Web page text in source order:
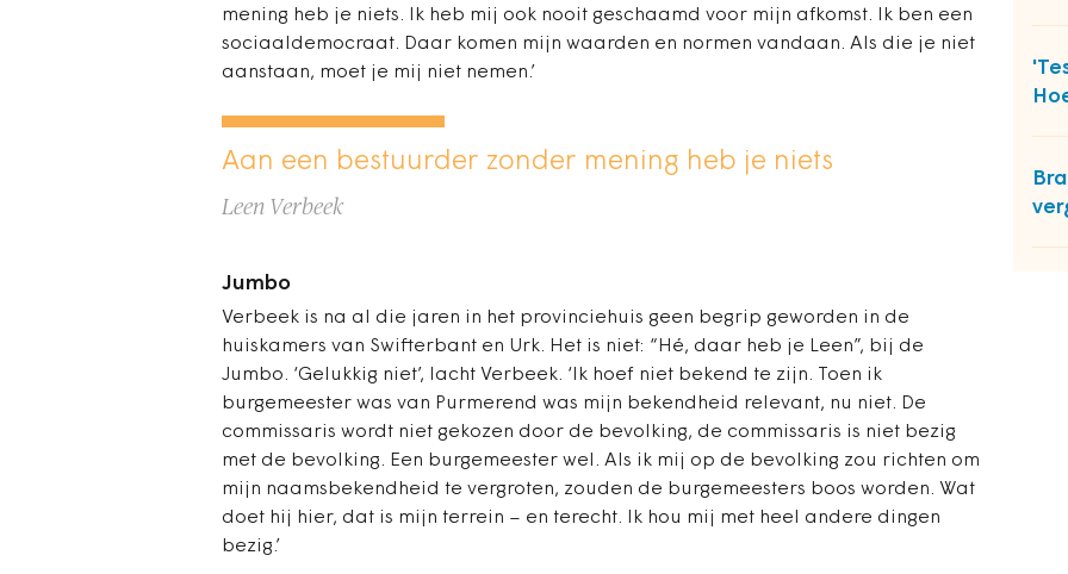
mening heb je niets. Ik heb mij ook nooit geschaamd voor mijn afkomst. Ik ben een
sociaaldemocraat. Daar komen mijn waarden en normen vandaan. Als die je niet
aanstaan, moet je mij niet nemen.’
Aan een bestuurder zonder mening heb je niets
Leen Verbeek
Jumbo
Verbeek is na al die jaren in het provinciehuis geen begrip geworden in de
huiskamers van Swifterbant en Urk. Het is niet: “Hé, daar heb je Leen”, bij de
Jumbo. ‘Gelukkig niet’, lacht Verbeek. ‘Ik hoef niet bekend te zijn. Toen ik
burgemeester was van Purmerend was mijn bekendheid relevant, nu niet. De
commissaris wordt niet gekozen door de bevolking, de commissaris is niet bezig
met de bevolking. Een burgemeester wel. Als ik mij op de bevolking zou richten om
mijn naamsbekendheid te vergroten, zouden de burgemeesters boos worden. Wat
doet hij hier, dat is mijn terrein – en terecht. Ik hou mij met heel andere dingen
bezig.’